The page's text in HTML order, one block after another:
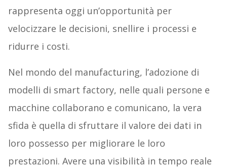
rappresenta oggi un’opportunità per
velocizzare le decisioni, snellire i processi e
ridurre i costi.
Nel mondo del manufacturing, l’adozione di
modelli di smart factory, nelle quali persone e
macchine collaborano e comunicano, la vera
sfida è quella di sfruttare il valore dei dati in
loro possesso per migliorare le loro
prestazioni. Avere una visibilità in tempo reale